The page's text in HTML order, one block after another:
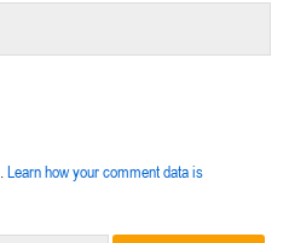
Learn how your comment data is